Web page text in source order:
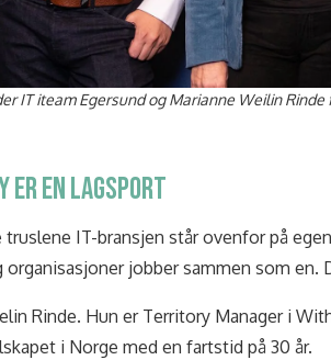
IT iteam Egersund og Marianne Weilin Rinde
ER EN LAGSPORT
truslene IT-bransjen står ovenfor på
jobber sammen som en.
Rinde. Hun er Territory Manager i
i Norge med en fartstid på 30 år.